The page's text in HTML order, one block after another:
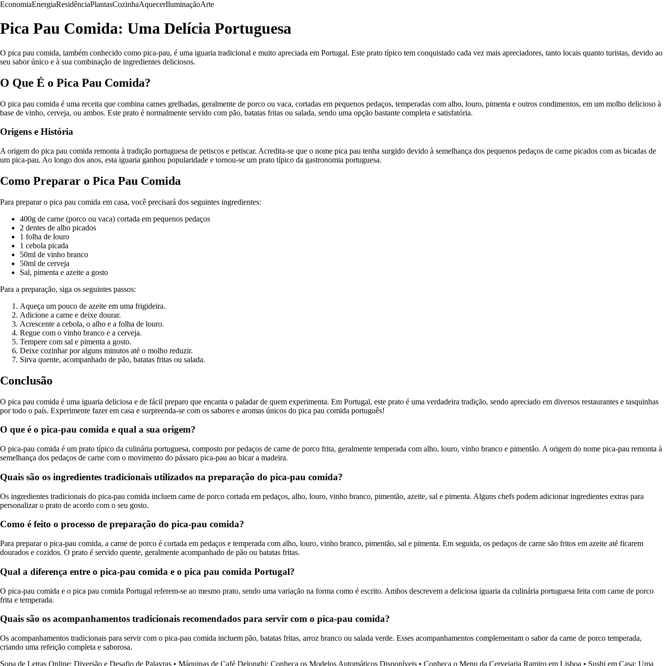
EconomiaEnergiaResidênciaPlantasCozinhaAquecerIluminaçãoArte
Pica Pau Comida: Uma Delícia Portuguesa
O pica pau comida, também conhecido como pica-pau, é uma iguaria tradicional e muito apreciada em Portugal. Este prato típico tem conquistado cada vez mais apreciadores, tanto locais quanto turistas, devido ao
seu sabor único e à sua combinação de ingredientes deliciosos.
O Que É o Pica Pau Comida?
O pica pau comida é uma receita que combina carnes grelhadas, geralmente de porco ou vaca, cortadas em pequenos pedaços, temperadas com alho, louro, pimenta e outros condimentos, em um molho delicioso à
base de vinho, cerveja, ou ambos. Este prato é normalmente servido com pão, batatas fritas ou salada, sendo uma opção bastante completa e satisfatória.
Origens e História
A origem do pica pau comida remonta à tradição portuguesa de petiscos e petiscar. Acredita-se que o nome pica pau tenha surgido devido à semelhança dos pequenos pedaços de carne picados com as bicadas de
um pica-pau. Ao longo dos anos, esta iguaria ganhou popularidade e tornou-se um prato típico da gastronomia portuguesa.
Como Preparar o Pica Pau Comida
Para preparar o pica pau comida em casa, você precisará dos seguintes ingredientes:
400g de carne (porco ou vaca) cortada em pequenos pedaços
2 dentes de alho picados
1 folha de louro
1 cebola picada
50ml de vinho branco
50ml de cerveja
Sal, pimenta e azeite a gosto
Para a preparação, siga os seguintes passos:
Aqueça um pouco de azeite em uma frigideira.
Adicione a carne e deixe dourar.
Acrescente a cebola, o alho e a folha de louro.
Regue com o vinho branco e a cerveja.
Tempere com sal e pimenta a gosto.
Deixe cozinhar por alguns minutos até o molho reduzir.
Sirva quente, acompanhado de pão, batatas fritas ou salada.
Conclusão
O pica pau comida é uma iguaria deliciosa e de fácil preparo que encanta o paladar de quem experimenta. Em Portugal, este prato é uma verdadeira tradição, sendo apreciado em diversos restaurantes e tasquinhas
por todo o país. Experimente fazer em casa e surpreenda-se com os sabores e aromas únicos do pica pau comida português!
O que é o pica-pau comida e qual a sua origem?
O pica-pau comida é um prato típico da culinária portuguesa, composto por pedaços de carne de porco frita, geralmente temperada com alho, louro, vinho branco e pimentão. A origem do nome pica-pau remonta à
semelhança dos pedaços de carne com o movimento do pássaro pica-pau ao bicar a madeira.
Quais são os ingredientes tradicionais utilizados na preparação do pica-pau comida?
Os ingredientes tradicionais do pica-pau comida incluem carne de porco cortada em pedaços, alho, louro, vinho branco, pimentão, azeite, sal e pimenta. Alguns chefs podem adicionar ingredientes extras para
personalizar o prato de acordo com o seu gosto.
Como é feito o processo de preparação do pica-pau comida?
Para preparar o pica-pau comida, a carne de porco é cortada em pedaços e temperada com alho, louro, vinho branco, pimentão, sal e pimenta. Em seguida, os pedaços de carne são fritos em azeite até ficarem
dourados e cozidos. O prato é servido quente, geralmente acompanhado de pão ou batatas fritas.
Qual a diferença entre o pica-pau comida e o pica pau comida Portugal?
O pica-pau comida e o pica pau comida Portugal referem-se ao mesmo prato, sendo uma variação na forma como é escrito. Ambos descrevem a deliciosa iguaria da culinária portuguesa feita com carne de porco
frita e temperada.
Quais são os acompanhamentos tradicionais recomendados para servir com o pica-pau comida?
Os acompanhamentos tradicionais para servir com o pica-pau comida incluem pão, batatas fritas, arroz branco ou salada verde. Esses acompanhamentos complementam o sabor da carne de porco temperada,
criando uma refeição completa e saborosa.
Sopa de Letras Online: Diversão e Desafio de Palavras • Máquinas de Café Delonghi: Conheça os Modelos Automáticos Disponíveis • Conheça o Menu da Cervejaria Ramiro em Lisboa • Sushi em Casa: Uma